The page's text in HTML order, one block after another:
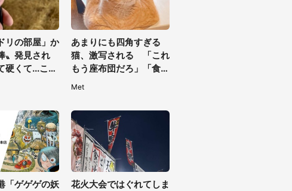
リの部屋」か
〟発見され
くて...これ
に聞く
あまりにも四角すぎる
猫、激写される 「これ
もう座布団だろ」「食パ
Met
「ゲゲゲの妖
花火大会ではぐれてしま